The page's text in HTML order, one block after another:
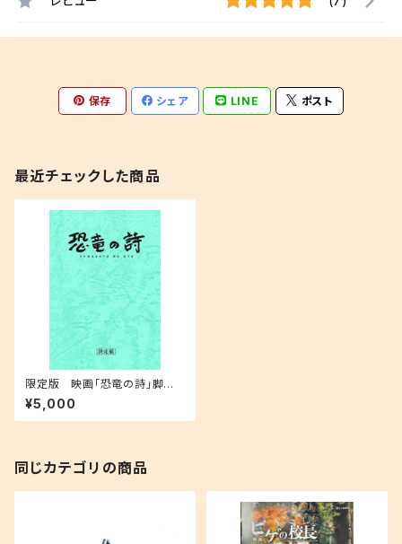
保存 シェア LINE ポスト
最近チェックした商品
限定版 映画「恐竜の詩」脚本
決定稿
¥5,000
同じカテゴリの商品